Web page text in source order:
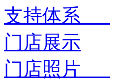
支持体系
门店展示
门店照片